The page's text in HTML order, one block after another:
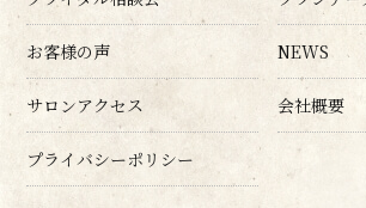
お客様の声 NEWS
サロンアクセス 会社概要
プライバシーポリシー